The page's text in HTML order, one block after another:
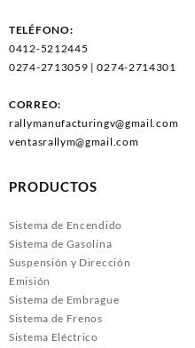
TELÉFONO:
0412-5212445
0274-2713059 | 0274-2714301
CORREO:
rallymanufacturingv@gmail.com
ventasrallym@gmail.com
PRODUCTOS
Sistema de Encendido
Sistema de Gasolina
Suspensión y Dirección
Emisión
Sistema de Embrague
Sistema de Frenos
Sistema Eléctrico